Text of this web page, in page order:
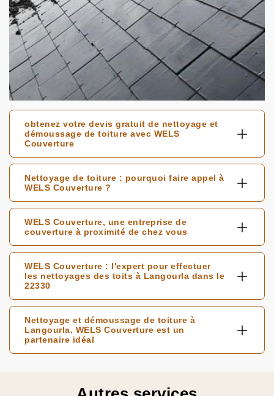
obtenez votre devis gratuit de nettoyage et
démoussage de toiture avec WELS
Couverture
Nettoyage de toiture : pourquoi faire appel à
WELS Couverture ?
WELS Couverture, une entreprise de
couverture à proximité de chez vous
WELS Couverture : l'expert pour effectuer
les nettoyages des toits à Langourla dans le
22330
Nettoyage et démoussage de toiture à
Langourla. WELS Couverture est un
partenaire idéal